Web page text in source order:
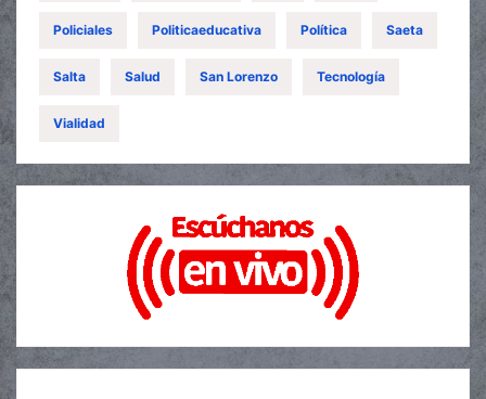
Policiales Politicaeducativa Política Saeta
Salta Salud San Lorenzo Tecnología
Vialidad